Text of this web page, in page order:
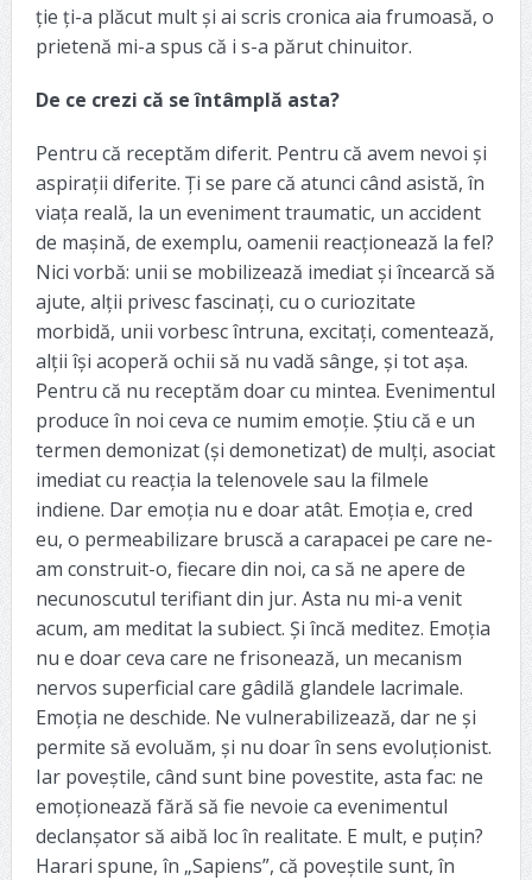
ție ți-a plăcut mult și ai scris cronica aia frumoasă, o
prietenă mi-a spus că i s-a părut chinuitor.
De ce crezi că se întâmplă asta?
Pentru că receptăm diferit. Pentru că avem nevoi și
aspirații diferite. Ți se pare că atunci când asistă, în
viața reală, la un eveniment traumatic, un accident
de mașină, de exemplu, oamenii reacționează la fel?
Nici vorbă: unii se mobilizează imediat și încearcă să
ajute, alții privesc fascinați, cu o curiozitate
morbidă, unii vorbesc întruna, excitați, comentează,
alții își acoperă ochii să nu vadă sânge, și tot așa.
Pentru că nu receptăm doar cu mintea. Evenimentul
produce în noi ceva ce numim emoție. Știu că e un
termen demonizat (și demonetizat) de mulți, asociat
imediat cu reacția la telenovele sau la filmele
indiene. Dar emoția nu e doar atât. Emoția e, cred
eu, o permeabilizare bruscă a carapacei pe care ne-
am construit-o, fiecare din noi, ca să ne apere de
necunoscutul terifiant din jur. Asta nu mi-a venit
acum, am meditat la subiect. Și încă meditez. Emoția
nu e doar ceva care ne frisonează, un mecanism
nervos superficial care gâdilă glandele lacrimale.
Emoția ne deschide. Ne vulnerabilizează, dar ne și
permite să evoluăm, și nu doar în sens evoluționist.
Iar poveștile, când sunt bine povestite, asta fac: ne
emoționează fără să fie nevoie ca evenimentul
declanșator să aibă loc în realitate. E mult, e puțin?
Harari spune, în „Sapiens”, că poveștile sunt, în